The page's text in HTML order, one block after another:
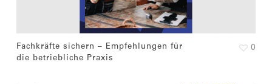
Fachkräfte sichern – Empfehlungen für
die betriebliche Praxis
0